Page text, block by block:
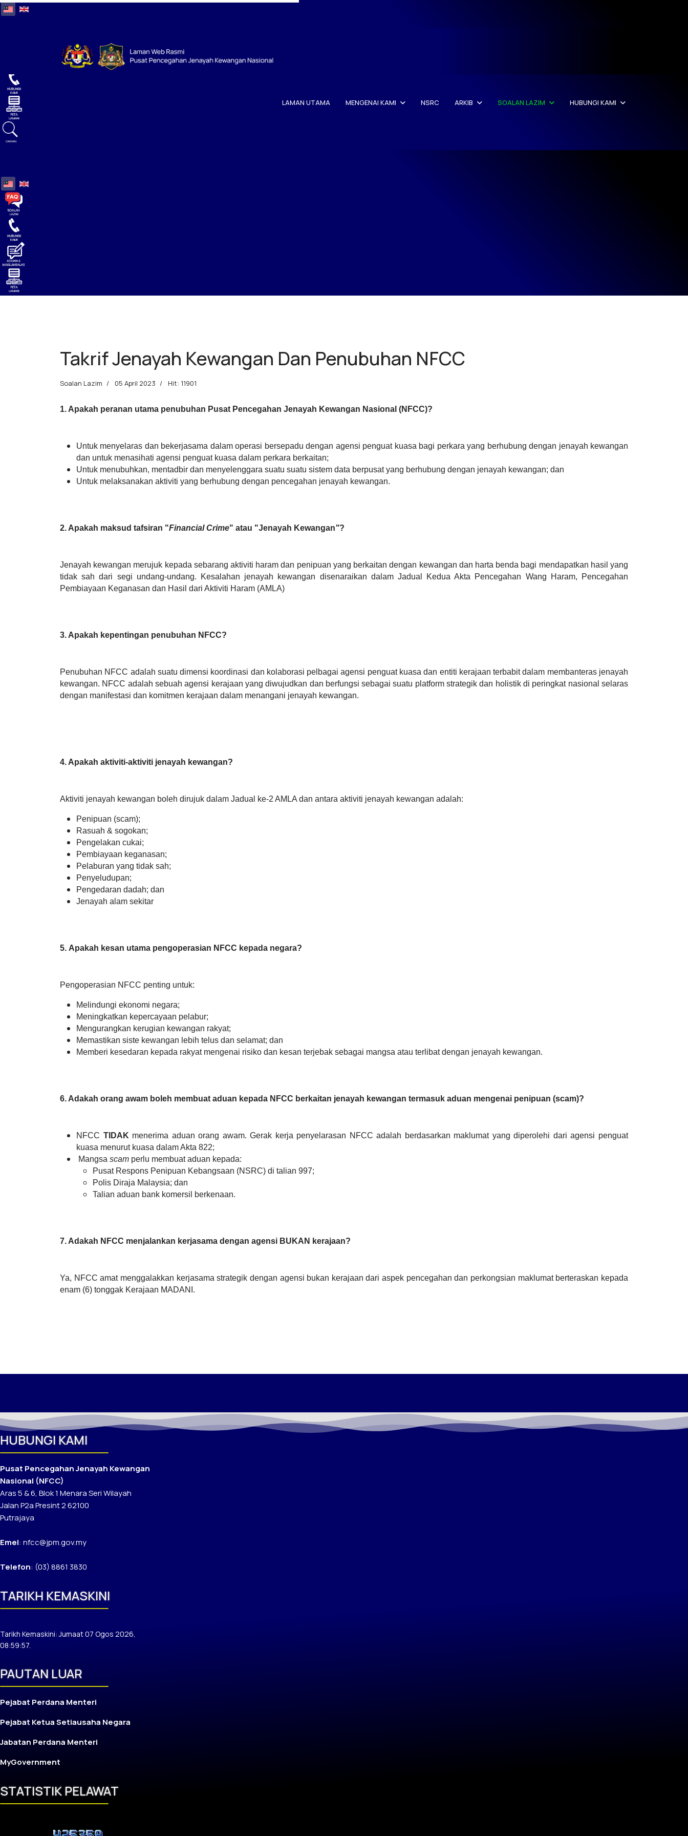
LAMAN UTAMA MENGENAI KAMI NSRC ARKIB SOALAN LAZIM HUBUNGI KAMI
Select your language
CARIAN
Select your language
Takrif Jenayah Kewangan Dan Penubuhan NFCC
Soalan Lazim 05 April 2023 Hit: 11901
1. Apakah peranan utama penubuhan Pusat Pencegahan Jenayah Kewangan Nasional (NFCC)?
Untuk menyelaras dan bekerjasama dalam operasi bersepadu dengan agensi penguat kuasa bagi perkara yang berhubung dengan jenayah kewangan
dan untuk menasihati agensi penguat kuasa dalam perkara berkaitan;
Untuk menubuhkan, mentadbir dan menyelenggara suatu suatu sistem data berpusat yang berhubung dengan jenayah kewangan; dan
Untuk melaksanakan aktiviti yang berhubung dengan pencegahan jenayah kewangan.
2. Apakah maksud tafsiran "Financial Crime" atau "Jenayah Kewangan"?
Jenayah kewangan merujuk kepada sebarang aktiviti haram dan penipuan yang berkaitan dengan kewangan dan harta benda bagi mendapatkan hasil yang
tidak sah dari segi undang-undang. Kesalahan jenayah kewangan disenaraikan dalam Jadual Kedua Akta Pencegahan Wang Haram, Pencegahan
Pembiayaan Keganasan dan Hasil dari Aktiviti Haram (AMLA)
3. Apakah kepentingan penubuhan NFCC?
Penubuhan NFCC adalah suatu dimensi koordinasi dan kolaborasi pelbagai agensi penguat kuasa dan entiti kerajaan terbabit dalam membanteras jenayah
kewangan. NFCC adalah sebuah agensi kerajaan yang diwujudkan dan berfungsi sebagai suatu platform strategik dan holistik di peringkat nasional selaras
dengan manifestasi dan komitmen kerajaan dalam menangani jenayah kewangan.
4. Apakah aktiviti-aktiviti jenayah kewangan?
Aktiviti jenayah kewangan boleh dirujuk dalam Jadual ke-2 AMLA dan antara aktiviti jenayah kewangan adalah:
Penipuan (scam);
Rasuah & sogokan;
Pengelakan cukai;
Pembiayaan keganasan;
Pelaburan yang tidak sah;
Penyeludupan;
Pengedaran dadah; dan
Jenayah alam sekitar
5. Apakah kesan utama pengoperasian NFCC kepada negara?
Pengoperasian NFCC penting untuk:
Melindungi ekonomi negara;
Meningkatkan kepercayaan pelabur;
Mengurangkan kerugian kewangan rakyat;
Memastikan siste kewangan lebih telus dan selamat; dan
Memberi kesedaran kepada rakyat mengenai risiko dan kesan terjebak sebagai mangsa atau terlibat dengan jenayah kewangan.
6. Adakah orang awam boleh membuat aduan kepada NFCC berkaitan jenayah kewangan termasuk aduan mengenai penipuan (scam)?
NFCC TIDAK menerima aduan orang awam. Gerak kerja penyelarasan NFCC adalah berdasarkan maklumat yang diperolehi dari agensi penguat
kuasa menurut kuasa dalam Akta 822;
Mangsa scam perlu membuat aduan kepada:
Pusat Respons Penipuan Kebangsaan (NSRC) di talian 997;
Polis Diraja Malaysia; dan
Talian aduan bank komersil berkenaan.
7. Adakah NFCC menjalankan kerjasama dengan agensi BUKAN kerajaan?
Ya, NFCC amat menggalakkan kerjasama strategik dengan agensi bukan kerajaan dari aspek pencegahan dan perkongsian maklumat berteraskan kepada
enam (6) tonggak Kerajaan MADANI.
HUBUNGI KAMI
Pusat Pencegahan Jenayah Kewangan
Nasional (NFCC)
Aras 5 & 6, Blok 1 Menara Seri Wilayah
Jalan P2a Presint 2 62100
Putrajaya
Emel: nfcc@jpm.gov.my
Telefon: (03) 8861 3830
TARIKH KEMASKINI
Tarikh Kemaskini: Jumaat 07 Ogos 2026,
08:59:57.
PAUTAN LUAR
Pejabat Perdana Menteri
Pejabat Ketua Setiausaha Negara
Jabatan Perdana Menteri
MyGovernment
STATISTIK PELAWAT